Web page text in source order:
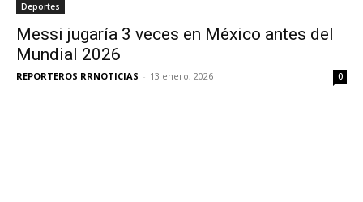
Deportes
Messi jugaría 3 veces en México antes del
Mundial 2026
REPORTEROS RRNOTICIAS - 13 enero, 2026 0